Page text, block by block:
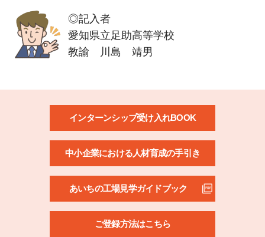
◎記入者
愛知県立足助高等学校
教諭 川島 靖男
インターンシップ受け入れBOOK
中小企業における人材育成の手引き
あいちの工場見学ガイドブック
ご登録方法はこちら